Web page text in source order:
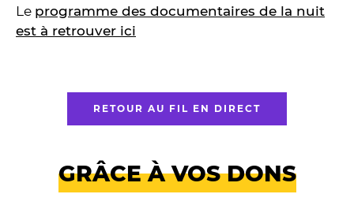
Le programme des documentaires de la nuit
est à retrouver ici
RETOUR AU FIL EN DIRECT
GRÂCE À VOS DONS